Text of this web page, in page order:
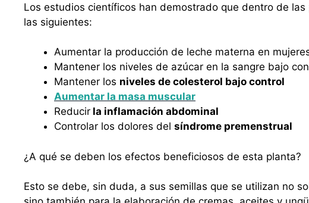
Los estudios científicos han demostrado que dentro de
las siguientes:
Aumentar la producción de leche materna en
Mantener los niveles de azúcar en la sangre bajo
Mantener los niveles de colesterol bajo control
Aumentar la masa muscular
Reducir la inflamación abdominal
Controlar los dolores del síndrome premenstrual
¿A qué se deben los efectos beneficiosos de esta planta?
Esto se debe, sin duda, a sus semillas que se utilizan no